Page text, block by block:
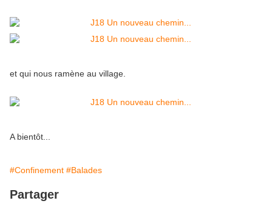
et qui nous ramène au village.
A bientôt...
#Confinement #Balades
Partager